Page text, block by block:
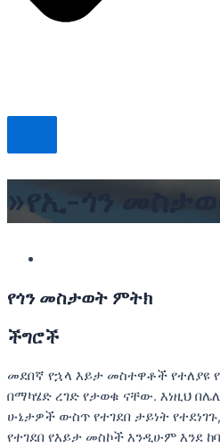
»የኢ-ጎን
የጎን መስታወት ምትክ
ችግሮች
መደበኛ የኋላ እይታ መስተዋቶች የተለያዩ
በማካሄድ ረገድ የታወቁ ናቸው. እነዚህ
ሁኔታዎች ውስጥ የተገደበ ታይነት
የተገደበ የእይታ መስኮች እንዲሁም እንደ